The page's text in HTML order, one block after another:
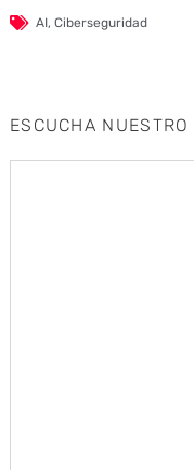
AI, Ciberseguridad
ESCUCHA NUESTRO